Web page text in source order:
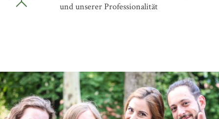
und unserer Professionalität